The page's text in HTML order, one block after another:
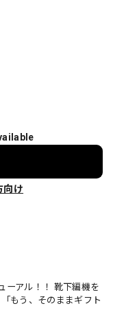
向け
ーアル！！ 靴下編機を
もう、そのままギフト